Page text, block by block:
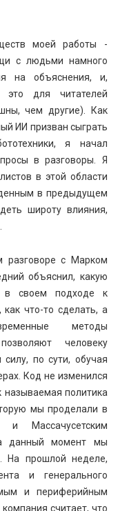
моей работы -
с людьми намного
на объяснения, и,
для читателей
чем другие). Как
ИИ призван сыграть
я начал
в разговоры. Я
в этой области
в предыдущем
широту влияния,
разговоре с Марком
объяснил, какую
в своем подходе к
что-то сделать, а
методы
человеку
по сути, обучая
Код не изменился
называемая политика
мы проделали в
и Массачусетским
данный момент мы
На прошлой неделе,
и генерального
и периферийным
считает, что